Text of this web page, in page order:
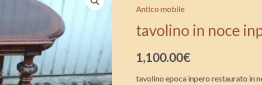
Antico mobile
tavolino in noce
1,100.00€
tavolino epoca inpero restaurato in
in
inpero